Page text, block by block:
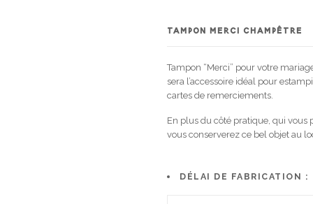
TAMPON MERCI CHAMPÊTRE
Tampon “Merci” pour votre
sera l’accessoire idéal pour
cartes de remerciements.
En plus du côté pratique, qui
vous conserverez ce bel objet au
DÉLAI DE FABRICATION :